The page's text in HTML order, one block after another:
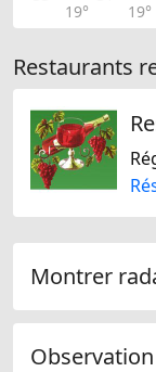
19°
19°
Restaurants
Montrer